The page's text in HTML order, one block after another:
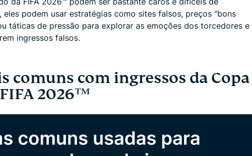
eles podem usar estratégias como sites falsos, preços "bons
táticas de pressão para explorar as emoções dos torcedores e
ingressos falsos.
comuns com ingressos da Copa
2026™